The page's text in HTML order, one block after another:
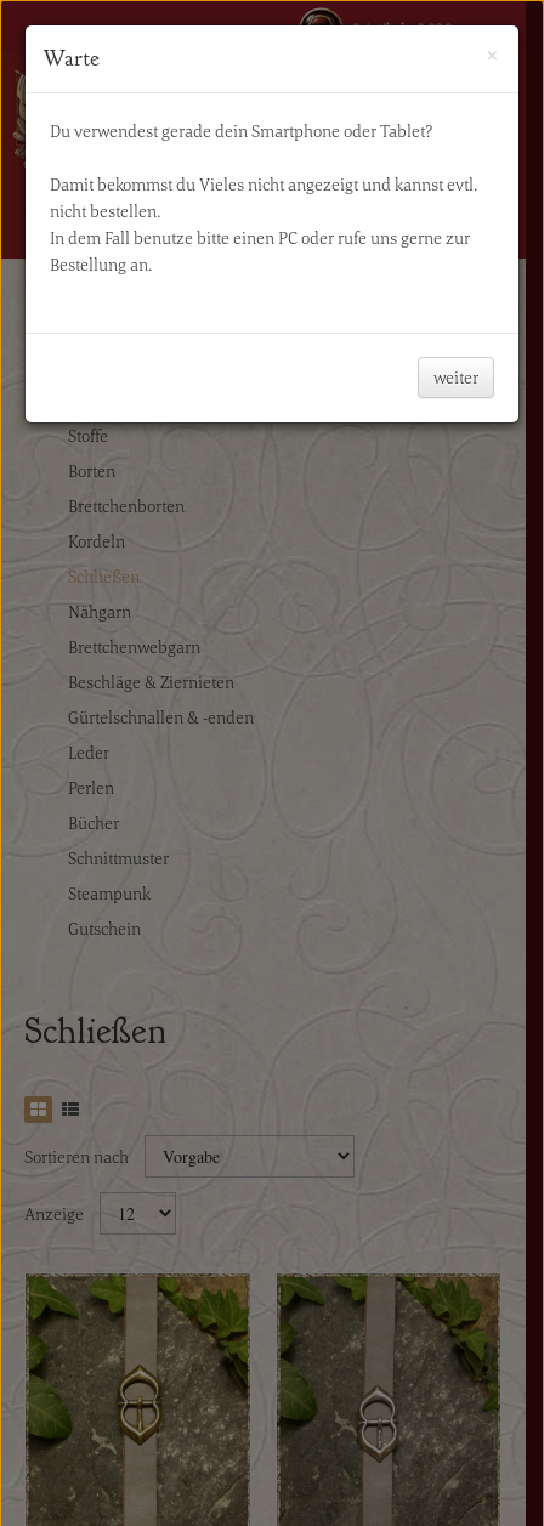
0 Artikel - 0,00€
NAVIGATION
Stoffe
Borten
Brettchenborten
Kordeln
Schließen
Nähgarn
Brettchenwebgarn
Beschläge & Ziernieten
Gürtelschnallen & -enden
Leder
Perlen
Bücher
Schnittmuster
Steampunk
Gutschein
Schließen
Sortieren nach
Anzeige
×
Warte
Du verwendest gerade dein Smartphone oder Tablet?
Damit bekommst du Vieles nicht angezeigt und kannst evtl.
nicht bestellen.
In dem Fall benutze bitte einen PC oder rufe uns gerne zur
Bestellung an.
weiter